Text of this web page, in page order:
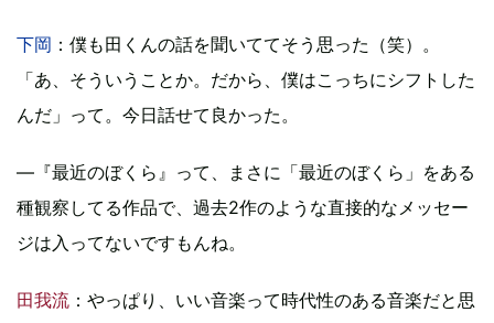
下岡 ：僕も田くんの話を聞いててそう思った（笑）。
「あ、そういうことか。だから、僕はこっちにシフトした
んだ」って。今日話せて良かった。
―『最近のぼくら』って、まさに「最近のぼくら」をある
種観察してる作品で、過去2作のような直接的なメッセー
ジは入ってないですもんね。
田我流 ：やっぱり、いい音楽って時代性のある音楽だと思